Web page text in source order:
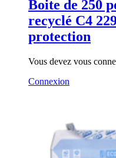
Boite de 250
recyclé C4
protection
Vous devez vous
Connexion